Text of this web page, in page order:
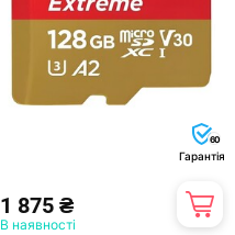
60
Гарантія
1 875 ₴
В наявності